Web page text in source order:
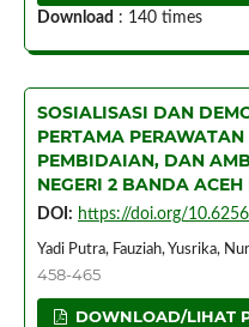
Download : 140 times
SOSIALISASI DAN
PERTAMA
PEMBIDAIAN, DAN
NEGERI 2 BANDA
DOI: https://doi.org/
Yadi Putra, Fauziah, Yusrika,
458-465
DOWNLOAD/LIHAT